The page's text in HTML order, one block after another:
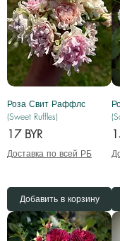
Роза Свит Раффлс
(Sweet Ruffles)
Цена
17 BYR
Доставка по всей РБ
Добавить в корзину